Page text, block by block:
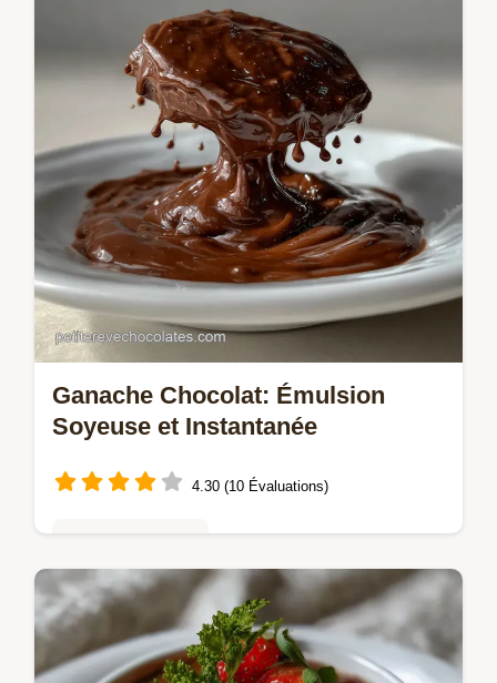
Recette de ganache montée chocolat facile
avec un repos au froid impeccable.
Ganache Chocolat: Émulsion
Soyeuse et Instantanée
4.30 (10 Évaluations)
Découvrez la ganache chocolat parfaite,
une émulsion soyeuse qui fond en bouche.
Recette facile de ganache chocolat noir